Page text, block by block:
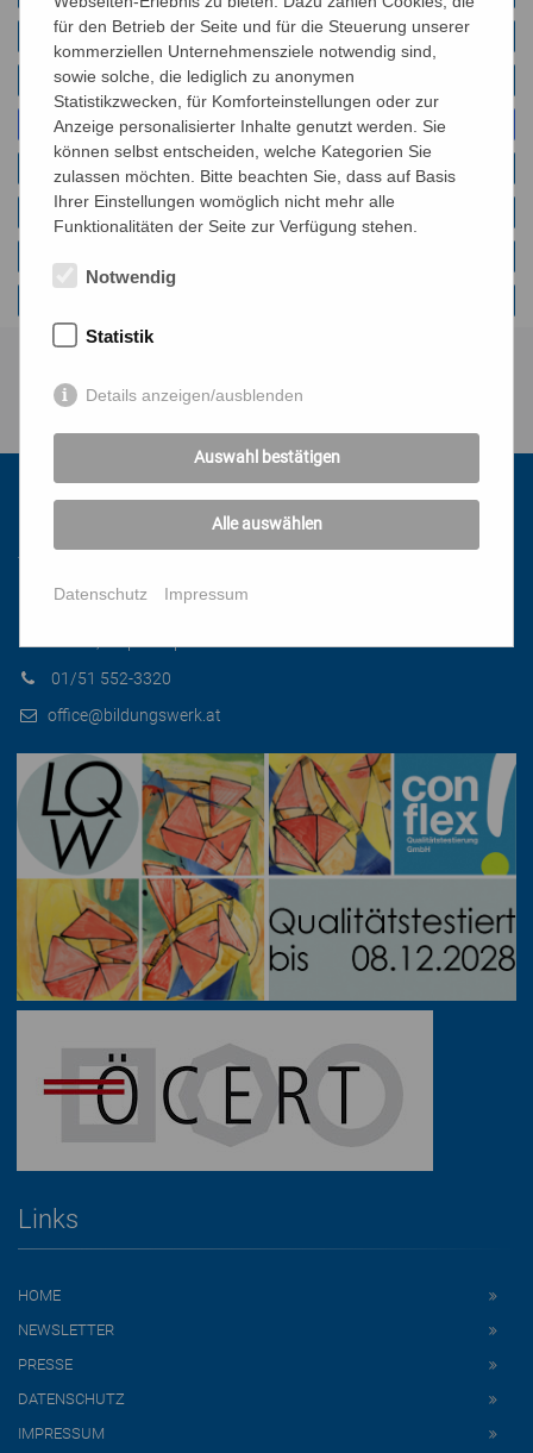
Arabisch
Farsi
Kroatisch - Bosnisch - Serbisch
Rumänisch
Russisch
Katholisches Bildungswerk Wien
01/51 552-3320
office@bildungswerk.at
Links
HOME
NEWSLETTER
PRESSE
DATENSCHUTZ
IMPRESSUM
für den Betrieb der Seite und für die Steuerung unserer
kommerziellen Unternehmensziele notwendig sind,
sowie solche, die lediglich zu anonymen
Statistikzwecken, für Komforteinstellungen oder zur
Anzeige personalisierter Inhalte genutzt werden. Sie
können selbst entscheiden, welche Kategorien Sie
zulassen möchten. Bitte beachten Sie, dass auf Basis
Ihrer Einstellungen womöglich nicht mehr alle
Funktionalitäten der Seite zur Verfügung stehen.
Notwendig
Statistik
Details anzeigen/ausblenden
Auswahl bestätigen
Alle auswählen
Datenschutz Impressum